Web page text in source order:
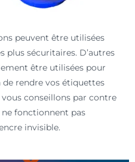
peuvent être utilisées
plus sécuritaires. D’autres
être utilisées pour
rendre vos étiquettes
conseillons par contre
ne fonctionnent pas
invisible.